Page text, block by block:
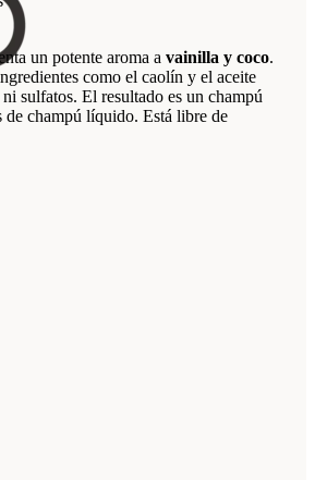
un potente aroma a vainilla y coco.
como el caolín y el aceite
ni sulfatos. El resultado es un champú
de champú líquido. Está libre de